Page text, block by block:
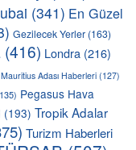
(341) En Güzel
Gezilecek Yerler (163)
(416) Londra (216)
Mauritius Adası Haberleri (127)
Pegasus Hava
(193) Tropik Adalar
Turizm Haberleri